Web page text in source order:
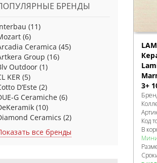
БРЕНДЫ
(11)
(6)
Ceramica (45)
Group (16)
Outdoor (1)
KER (5)
D’Este (2)
G Ceramiche (6)
(10)
Ceramics (2)
все бренды
3+
Код
В